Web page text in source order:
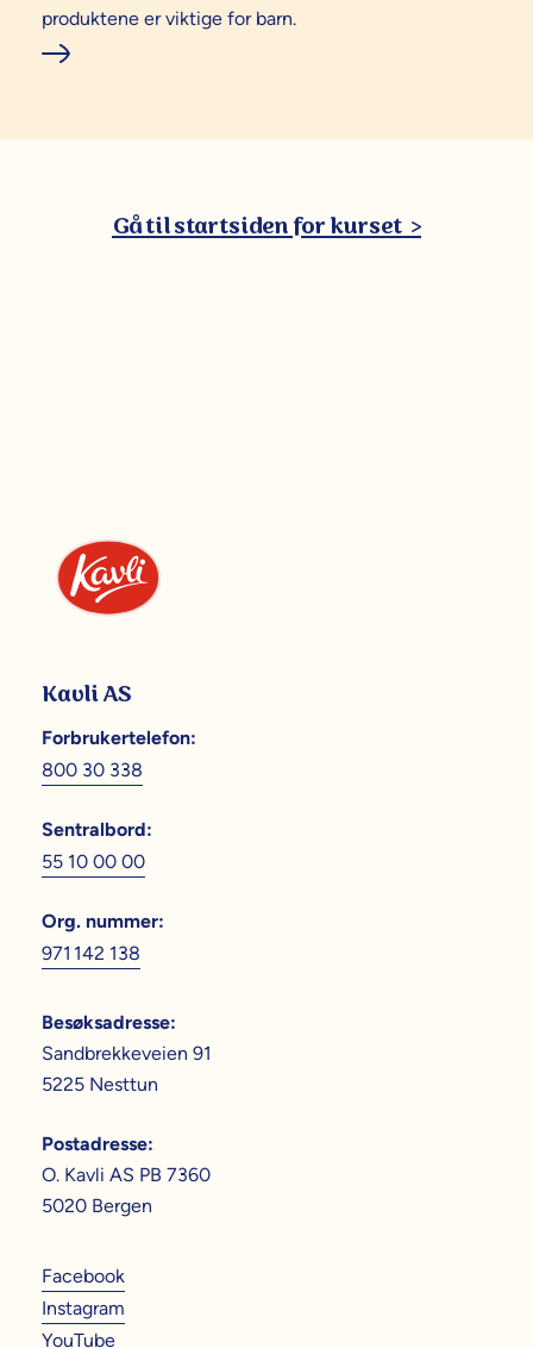
produktene er viktige for barn.
Gå til startsiden for kurset >
Kavli AS
Forbrukertelefon:
800 30 338
Sentralbord:
55 10 00 00
Org. nummer:
971 142 138
Besøksadresse:
Sandbrekkeveien 91
5225 Nesttun
Postadresse:
O. Kavli AS PB 7360
5020 Bergen
Facebook
Instagram
YouTube